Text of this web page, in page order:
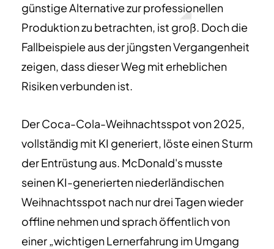
günstige Alternative zur professionellen
Produktion zu betrachten, ist groß. Doch die
Fallbeispiele aus der jüngsten Vergangenheit
zeigen, dass dieser Weg mit erheblichen
Risiken verbunden ist.
Der Coca-Cola-Weihnachtsspot von 2025,
vollständig mit KI generiert, löste einen Sturm
der Entrüstung aus. McDonald's musste
seinen KI-generierten niederländischen
Weihnachtsspot nach nur drei Tagen wieder
offline nehmen und sprach öffentlich von
einer „wichtigen Lernerfahrung im Umgang